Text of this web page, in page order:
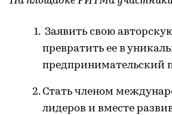
Заявить свою
превратить ее в
предпринимательский
Стать членом
лидеров и вместе